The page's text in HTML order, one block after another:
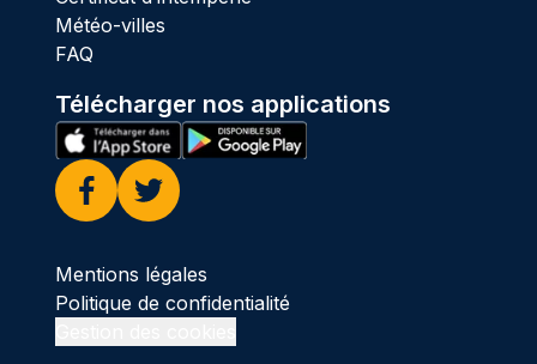
Météo-villes
FAQ
Télécharger nos applications
Facebook
Twitter
Mentions légales
Politique de confidentialité